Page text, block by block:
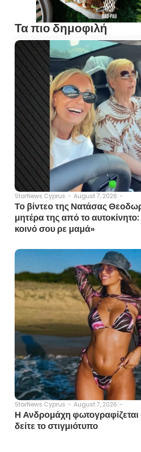
Τα πιο δημοφιλή
StarNews Cyprus - August 7, 2026 -
Το βίντεο της Νατάσας
μητέρα της από το αυτοκίνητο:
κοινό σου ρε μαμά»
StarNews Cyprus - August 7, 2026 -
Η Ανδρομάχη
δείτε το στιγμιότυπο